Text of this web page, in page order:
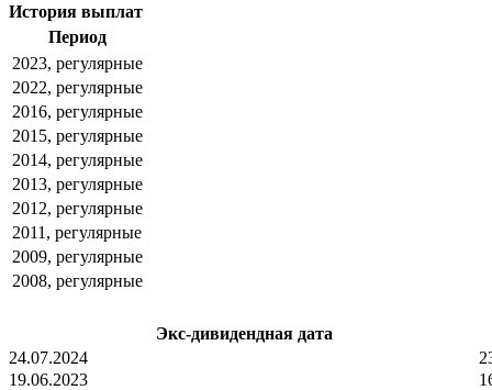
История выплат
Период
2023, регулярные
2022, регулярные
2016, регулярные
2015, регулярные
2014, регулярные
2013, регулярные
2012, регулярные
2011, регулярные
2009, регулярные
2008, регулярные
Экс-дивидендная дата
24.07.2024
19.06.2023